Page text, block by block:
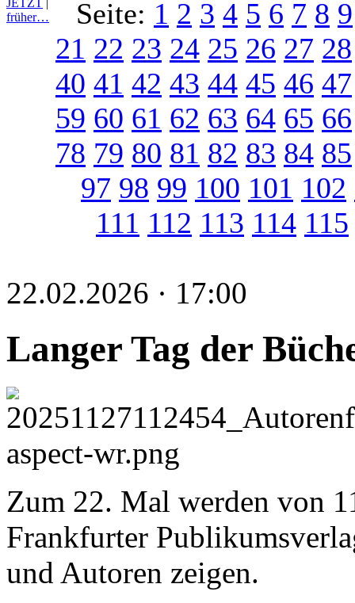
früher…
Seite: 1 2 3 4 5 6 7 8 9
21 22 23 24 25 26 27 28
40 41 42 43 44 45 46 47
59 60 61 62 63 64 65 66
78 79 80 81 82 83 84 85
97 98 99 100 101 102
111 112 113 114 115
22.02.2026 · 17:00
Langer Tag der
Zum 22. Mal werden von
Frankfurter
und Autoren zeigen.